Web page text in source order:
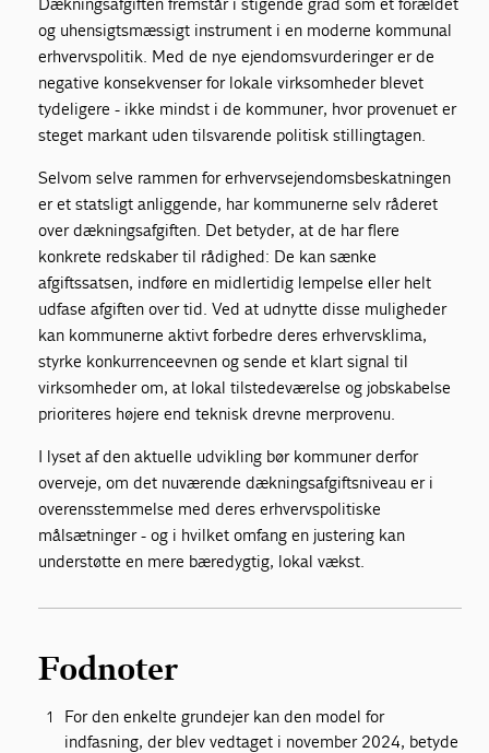
og uhensigtsmæssigt instrument i en moderne kommunal
erhvervspolitik. Med de nye ejendomsvurderinger er de
negative konsekvenser for lokale virksomheder blevet
tydeligere - ikke mindst i de kommuner, hvor provenuet er
steget markant uden tilsvarende politisk stillingtagen.
Selvom selve rammen for erhvervsejendomsbeskatningen
er et statsligt anliggende, har kommunerne selv råderet
over dækningsafgiften. Det betyder, at de har flere
konkrete redskaber til rådighed: De kan sænke
afgiftssatsen, indføre en midlertidig lempelse eller helt
udfase afgiften over tid. Ved at udnytte disse muligheder
kan kommunerne aktivt forbedre deres erhvervsklima,
styrke konkurrenceevnen og sende et klart signal til
virksomheder om, at lokal tilstedeværelse og jobskabelse
prioriteres højere end teknisk drevne merprovenu.
I lyset af den aktuelle udvikling bør kommuner derfor
overveje, om det nuværende dækningsafgiftsniveau er i
overensstemmelse med deres erhvervspolitiske
målsætninger - og i hvilket omfang en justering kan
understøtte en mere bæredygtig, lokal vækst.
Fodnoter
For den enkelte grundejer kan den model for
indfasning, der blev vedtaget i november 2024, betyde